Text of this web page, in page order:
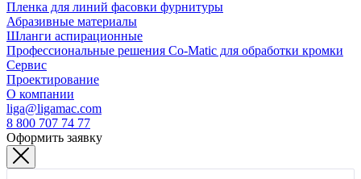
Пленка для линий фасовки фурнитуры
Абразивные материалы
Шланги аспирационные
Профессиональные решения Co-Matic для обработки кромки
Сервис
Проектирование
О компании
liga@ligamac.com
8 800 707 74 77
Оформить заявку